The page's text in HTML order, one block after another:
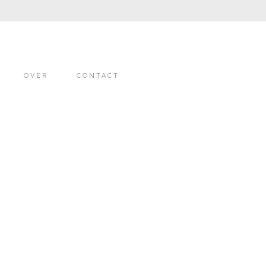
OVER CONTACT